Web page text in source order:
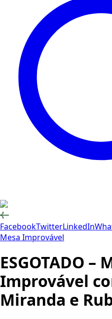
FacebookTwitterLinkedIn
Mesa Improvável
ESGOTADO –
Improvável
Miranda e